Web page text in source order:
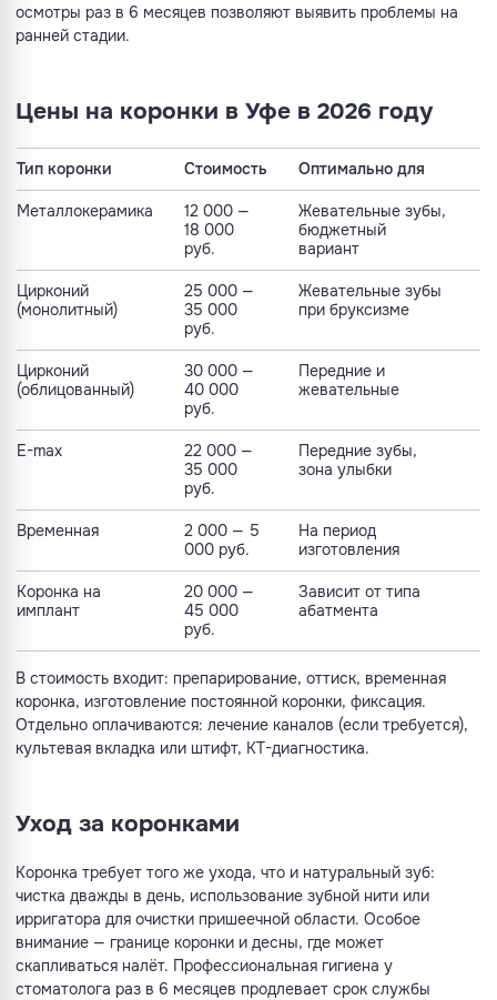
осмотры раз в 6 месяцев позволяют выявить проблемы на
ранней стадии.
Цены на коронки в Уфе в 2026 году
Тип коронки Стоимость Оптимально для
Металлокерамика
12 000 —
18 000
руб.
Жевательные зубы,
бюджетный
вариант
Цирконий
(монолитный)
25 000 —
35 000
руб.
Жевательные зубы
при бруксизме
Цирконий
(облицованный)
30 000 —
40 000
руб.
Передние и
жевательные
E-max
22 000 —
35 000
руб.
Передние зубы,
зона улыбки
Временная
2 000 — 5
000 руб.
На период
изготовления
Коронка на
имплант
20 000 —
45 000
руб.
Зависит от типа
абатмента
В стоимость входит: препарирование, оттиск, временная
коронка, изготовление постоянной коронки, фиксация.
Отдельно оплачиваются: лечение каналов (если требуется),
культевая вкладка или штифт, КТ-диагностика.
Уход за коронками
Коронка требует того же ухода, что и натуральный зуб:
чистка дважды в день, использование зубной нити или
ирригатора для очистки пришеечной области. Особое
внимание — границе коронки и десны, где может
скапливаться налёт. Профессиональная гигиена у
стоматолога раз в 6 месяцев продлевает срок службы